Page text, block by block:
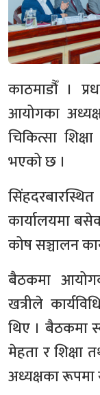
काठमाडौँ ।
आयोगका अध्यक्ष
चिकित्सा
भएको छ ।
कार्यालयमा
कोष सञ्चालन
बैठकमा
खत्रीले
थिए । बैठकमा
मेहता र शिक्षा
अध्यक्षका